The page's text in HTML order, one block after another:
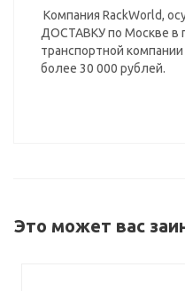
Компания RackWorld,
ДОСТАВКУ по Москве в
транспортной
более 30 000 рублей.
Это может вас